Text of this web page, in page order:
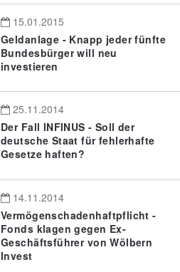
15.01.2015
Geldanlage - Knapp jeder fünfte
Bundesbürger will neu
investieren
25.11.2014
Der Fall INFINUS - Soll der
deutsche Staat für fehlerhafte
Gesetze haften?
14.11.2014
Vermögenschadenhaftpflicht -
Fonds klagen gegen Ex-
Geschäftsführer von Wölbern
Invest